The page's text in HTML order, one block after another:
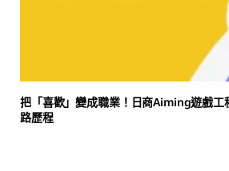
把「喜歡」變成職業！日商Aiming遊戲工
路歷程